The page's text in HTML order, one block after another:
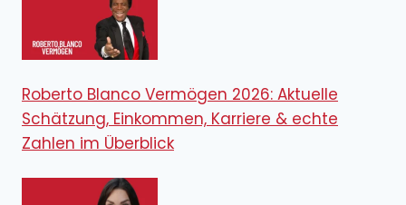
Roberto Blanco Vermögen 2026: Aktuelle
Schätzung, Einkommen, Karriere & echte
Zahlen im Überblick